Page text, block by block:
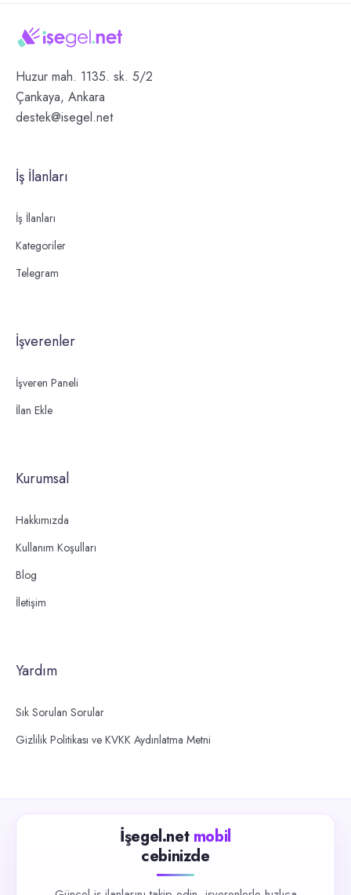
Huzur mah. 1135. sk. 5/2
Çankaya, Ankara
destek@isegel.net
İş İlanları
İş İlanları
Kategoriler
Telegram
İşverenler
İşveren Paneli
İlan Ekle
Kurumsal
Hakkımızda
Kullanım Koşulları
Blog
İletişim
Yardım
Sık Sorulan Sorular
Gizlilik Politikası ve KVKK Aydınlatma Metni
İşegel.net mobil
cebinizde